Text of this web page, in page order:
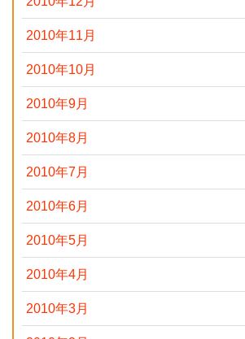
2010年11月
2010年10月
2010年9月
2010年8月
2010年7月
2010年6月
2010年5月
2010年4月
2010年3月